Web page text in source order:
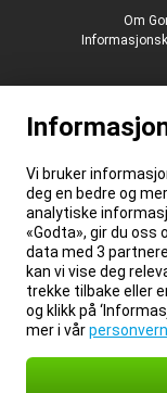
Om
Vi bruker
deg en bedre og
analytiske
«Godta», gir du oss
data med 3
kan vi vise deg
trekke tilbake eller
og klikk på
mer i vår